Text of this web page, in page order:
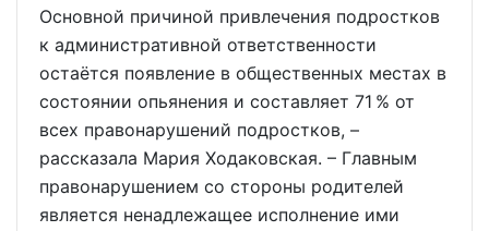
Основной причиной привлечения подростков
к административной ответственности
остаётся появление в общественных местах в
состоянии опьянения и составляет 71 % от
всех правонарушений подростков, –
рассказала Мария Ходаковская. – Главным
правонарушением со стороны родителей
является ненадлежащее исполнение ими